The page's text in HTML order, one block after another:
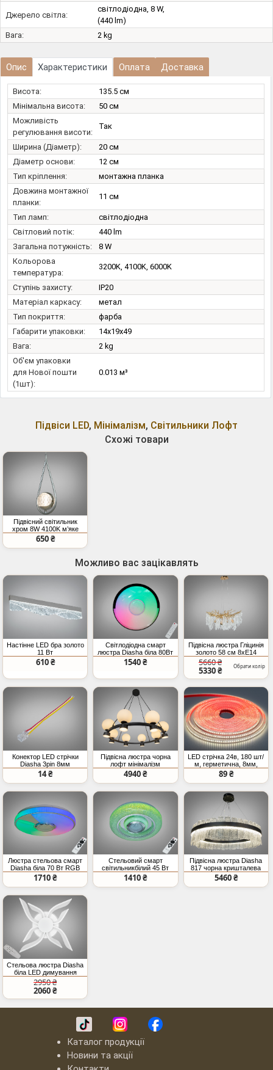
Джерело світла:
світлодіодна, 8 W,
(440 lm)
Вага:
2 kg
Опис Характеристики Оплата Доставка
Висота:
135.5 см
Мінімальна висота:
50 см
Можливість
регулювання висоти:
Так
Ширина (Діаметр):
20 см
Діаметр основи:
12 см
Тип кріплення:
монтажна планка
Довжина монтажної
планки:
11 см
Тип ламп:
світлодіодна
Світловий потік:
440 lm
Загальна потужність:
8 W
Кольорова
температура:
3200K, 4100K, 6000K
Ступінь захисту:
IP20
Матеріал каркасу:
метал
Тип покриття:
фарба
Габарити упаковки:
14x19x49
Вага:
2 kg
Об'єм упаковки
для Нової пошти
(1шт):
0.013 м³
Підвіси LED, Мінімалізм, Світильники Лофт
Схожі товари
Підвісний світильник
хром 8W 4100K м’яке
світло регульована
висота стиль Nordic
650 ₴
Можливо вас зацікавлять
Настінне LED бра золото
11 Вт
610 ₴
Світлодіодна смарт
люстра Diasha біла 80Вт
RGB
1540 ₴
Підвісна люстра Гліцинія
золото 58 см 8xE14
5660 ₴
5330 ₴ Обрати колір
Конектор LED стрічки
Diasha 3pin 8мм
прозорий IDC
14 ₴
Підвісна люстра чорна
лофт мінімалізм
4940 ₴
LED стрічка 24в, 180 шт/
м, герметична, 8мм,
нейтральний
89 ₴
Люстра стельова смарт
Diasha біла 70 Вт RGB
BT
1710 ₴
Стельовий смарт
світильникбілий 45 Вт
RGB Bluetooth колонка
1410 ₴
Підвісна люстра Diasha
817 чорна кришталева
LED 190Вт
5460 ₴
Стельова люстра Diasha
біла LED димування
67Вт
2950 ₴
2060 ₴
Каталог продукції
Новини та акції